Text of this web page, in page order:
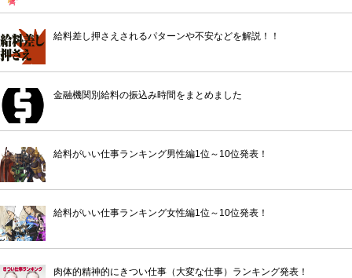
給料差し押さえされるパターンや不安などを解説！！
金融機関別給料の振込み時間をまとめました
給料がいい仕事ランキング男性編1位～10位発表！
給料がいい仕事ランキング女性編1位～10位発表！
肉体的精神的にきつい仕事（大変な仕事）ランキング発表！